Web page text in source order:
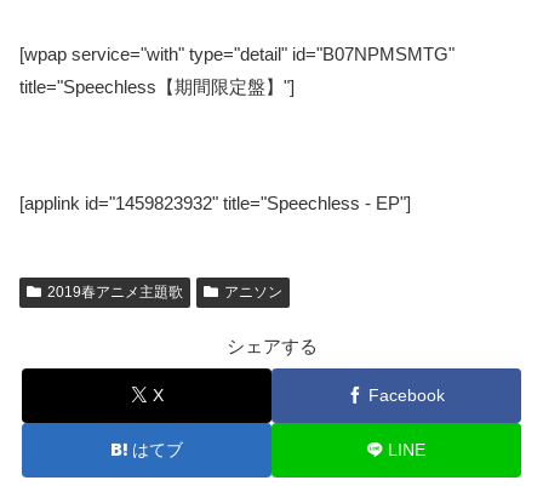
[wpap service="with" type="detail" id="B07NPMSMTG"
title="Speechless【期間限定盤】"]
[applink id="1459823932" title="Speechless - EP"]
2019春アニメ主題歌 アニソン
シェアする
X Facebook
はてブ LINE